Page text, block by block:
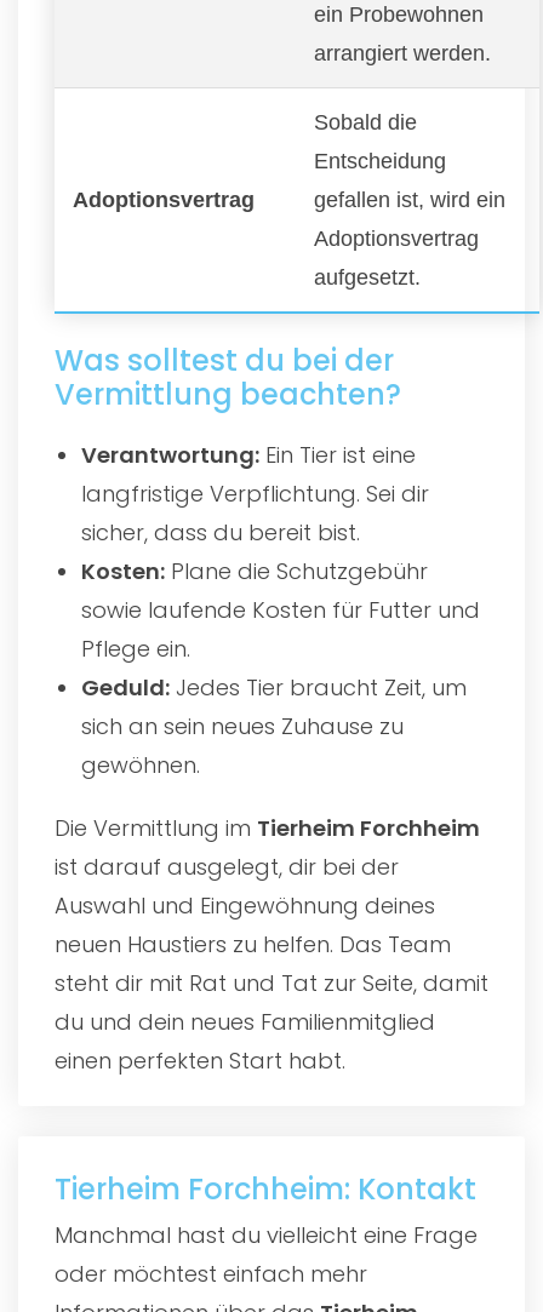
ein Probewohnen
arrangiert werden.
Adoptionsvertrag
Sobald die
Entscheidung
gefallen ist, wird ein
Adoptionsvertrag
aufgesetzt.
Was solltest du bei der
Vermittlung beachten?
Verantwortung: Ein Tier ist eine
langfristige Verpflichtung. Sei dir
sicher, dass du bereit bist.
Kosten: Plane die Schutzgebühr
sowie laufende Kosten für Futter und
Pflege ein.
Geduld: Jedes Tier braucht Zeit, um
sich an sein neues Zuhause zu
gewöhnen.
Die Vermittlung im Tierheim Forchheim
ist darauf ausgelegt, dir bei der
Auswahl und Eingewöhnung deines
neuen Haustiers zu helfen. Das Team
steht dir mit Rat und Tat zur Seite, damit
du und dein neues Familienmitglied
einen perfekten Start habt.
Tierheim Forchheim: Kontakt
Manchmal hast du vielleicht eine Frage
oder möchtest einfach mehr